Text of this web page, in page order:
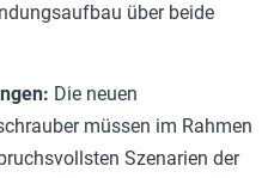
über beide
Die neuen
müssen im Rahmen
Szenarien der